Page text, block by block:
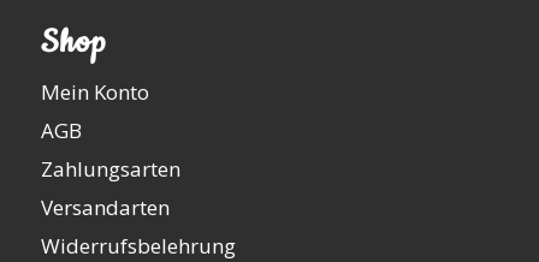
Shop
Mein Konto
AGB
Zahlungsarten
Versandarten
Widerrufsbelehrung